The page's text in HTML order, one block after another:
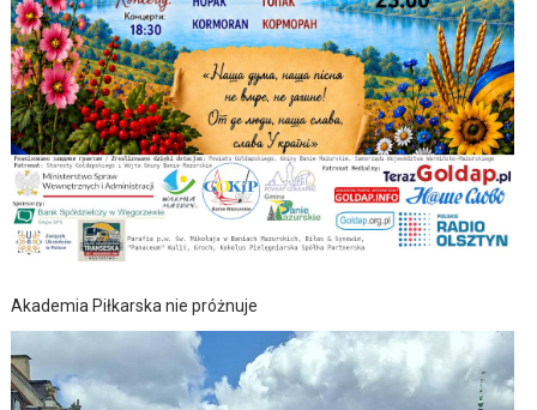
Akademia Piłkarska nie próżnuje